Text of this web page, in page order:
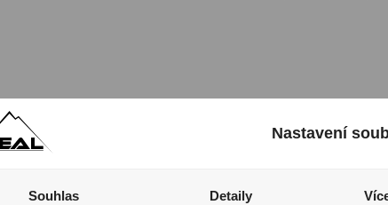
Nastavení
Souhlas Detaily